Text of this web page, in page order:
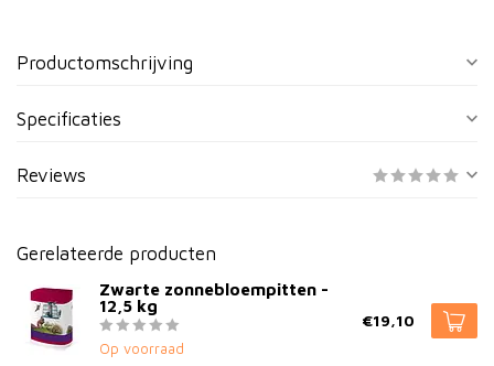
Productomschrijving
Specificaties
Reviews
Gerelateerde producten
Zwarte zonnebloempitten -
12,5 kg
Op voorraad
€19,10